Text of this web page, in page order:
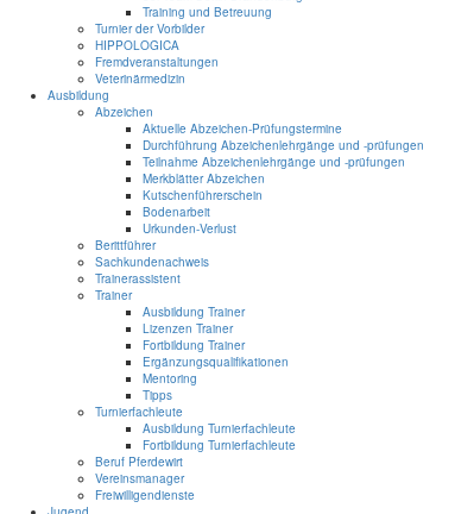
Training und Betreuung
Turnier der Vorbilder
HIPPOLOGICA
Fremdveranstaltungen
Veterinärmedizin
Ausbildung
Abzeichen
Aktuelle Abzeichen-Prüfungstermine
Durchführung Abzeichenlehrgänge und -prüfungen
Teilnahme Abzeichenlehrgänge und -prüfungen
Merkblätter Abzeichen
Kutschenführerschein
Bodenarbeit
Urkunden-Verlust
Berittführer
Sachkundenachweis
Trainerassistent
Trainer
Ausbildung Trainer
Lizenzen Trainer
Fortbildung Trainer
Ergänzungsqualifikationen
Mentoring
Tipps
Turnierfachleute
Ausbildung Turnierfachleute
Fortbildung Turnierfachleute
Beruf Pferdewirt
Vereinsmanager
Freiwilligendienste